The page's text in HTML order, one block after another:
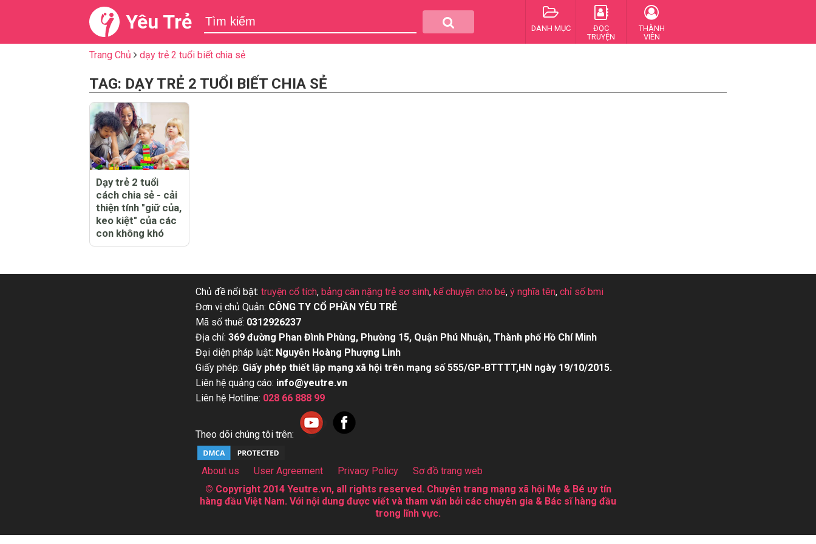
Yêu Trẻ DANH MỤC
ĐỌC
TRUYỆN
THÀNH
VIÊN
Trang Chủ dạy trẻ 2 tuổi biết chia sẻ
TAG: DẠY TRẺ 2 TUỔI BIẾT CHIA SẺ
Dạy trẻ 2 tuổi
cách chia sẻ - cải
thiện tính "giữ của,
keo kiệt" của các
con không khó
Chủ đề nổi bật: truyện cổ tích, bảng cân nặng trẻ sơ sinh, kể chuyện cho bé, ý nghĩa tên, chỉ số bmi
Đơn vị chủ Quản: CÔNG TY CỔ PHẦN YÊU TRẺ
Mã số thuế: 0312926237
Địa chỉ: 369 đường Phan Đình Phùng, Phường 15, Quận Phú Nhuận, Thành phố Hồ Chí Minh
Đại diện pháp luật: Nguyễn Hoàng Phượng Linh
Giấy phép: Giấy phép thiết lập mạng xã hội trên mạng số 555/GP-BTTTT,HN ngày 19/10/2015.
Liên hệ quảng cáo: info@yeutre.vn
Liên hệ Hotline: 028 66 888 99
Theo dõi chúng tôi trên:
About us User Agreement Privacy Policy
Sơ đồ trang web
© Copyright 2014 Yeutre.vn, all rights reserved. Chuyên trang mạng xã hội Mẹ & Bé uy tín
hàng đầu Việt Nam. Với nội dung được viết và tham vấn bởi các chuyên gia & Bác sĩ hàng đầu
trong lĩnh vực.